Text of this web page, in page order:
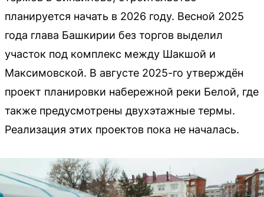
планируется начать в 2026 году. Весной 2025
года глава Башкирии без торгов выделил
участок под комплекс между Шакшой и
Максимовской. В августе 2025-го утверждён
проект планировки набережной реки Белой, где
также предусмотрены двухэтажные термы.
Реализация этих проектов пока не началась.